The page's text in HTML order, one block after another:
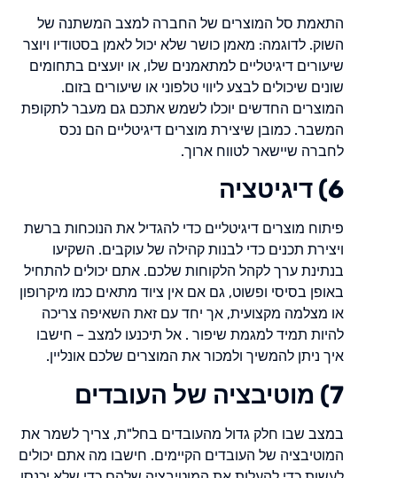
התאמת סל המוצרים של החברה למצב המשתנה של
השוק. לדוגמה: מאמן כושר שלא יכול לאמן בסטודיו ויוצר
שיעורים דיגיטליים למתאמנים שלו, או יועצים בתחומים
שונים שיכולים לבצע ליווי טלפוני או שיעורים בזום.
המוצרים החדשים יוכלו לשמש אתכם גם מעבר לתקופת
המשבר. כמובן שיצירת מוצרים דיגיטליים הם נכס
לחברה שיישאר לטווח ארוך.
6) דיגיטציה
פיתוח מוצרים דיגיטליים כדי להגדיל את הנוכחות ברשת
ויצירת תכנים כדי לבנות קהילה של עוקבים. השקיעו
בנתינת ערך לקהל הלקוחות שלכם. אתם יכולים להתחיל
באופן בסיסי ופשוט, גם אם אין ציוד מתאים כמו מיקרופון
או מצלמה מקצועית, אך יחד עם זאת השאיפה צריכה
להיות תמיד למגמת שיפור . אל תיכנעו למצב – חישבו
איך ניתן להמשיך ולמכור את המוצרים שלכם אונליין.
7) מוטיבציה של העובדים
במצב שבו חלק גדול מהעובדים בחל"ת, צריך לשמר את
המוטיבציה של העובדים הקיימים. חישבו מה אתם יכולים